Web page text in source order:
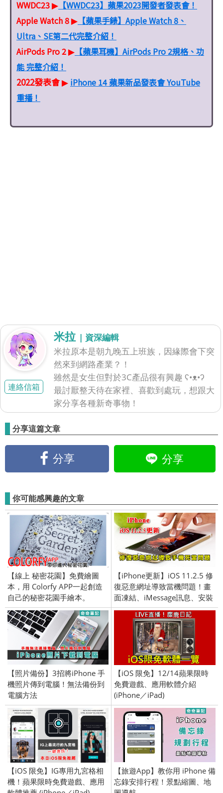
WWDC23▶ 【WWDC23】蘋果2023開發者發表會！
Apple Watch 8▶ 【蘋果手錶】Apple Watch 8、
Ultra、SE第二代完整介紹！
AirPods Pro 2▶ 【蘋果耳機】AirPods Pro 2規格、功
能 完整介紹！
2022發表會▶ iPhone 14 蘋果新品發表會 YouTube
重播！
連絡信箱
米拉 | 資深編輯
米拉原本是朝九晚五上班族，因緣際會下突
然來到網路產業？！
雖然是女生但對於3C產品很有興趣 ʕ•ᴥ•ʔ
最討厭整天待在家裡、喜歡到處玩，想跟大
家分享各種新奇事物！
分享這篇文章
分享 分享
你可能感興趣的文章
【線上 秘密花園】免費繪圖
本，用 Colorfy APP一起創造
自己的秘密花園手繪本。
【iPhone更新】iOS 11.2.5 修
復惡意網址導致當機問題！畫
面凍結、iMessage訊息、安裝
最新iOS版本
【照片備份】3招將iPhone 手
機照片傳到電腦！無法備份到
電腦方法
【iOS 限免】12/14蘋果限時
免費遊戲、應用軟體介紹
(iPhone／iPad)
【iOS 限免】IG專用九宮格相
機！蘋果限時免費遊戲、應用
【旅遊App】教你用 iPhone 備
忘錄安排行程！景點縮圖、地